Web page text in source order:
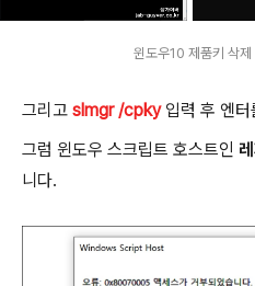
윈도우10 제품키 삭제
그리고 slmgr /cpky입력 후 엔터
그럼 윈도우 스크립트 호스트인
니다.